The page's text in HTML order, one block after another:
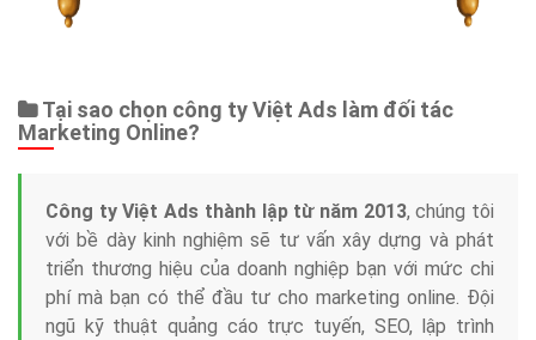
Tại sao chọn công ty Việt Ads làm đối tác
Marketing Online?
Công ty Việt Ads thành lập từ năm 2013, chúng tôi
với bề dày kinh nghiệm sẽ tư vấn xây dựng và phát
triển thương hiệu của doanh nghiệp bạn với mức chi
phí mà bạn có thể đầu tư cho marketing online. Đội
ngũ kỹ thuật quảng cáo trực tuyến, SEO, lập trình